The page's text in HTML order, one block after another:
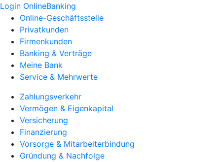
Login OnlineBanking
Online-Geschäftsstelle
Privatkunden
Firmenkunden
Banking & Verträge
Meine Bank
Service & Mehrwerte
Zahlungsverkehr
Vermögen & Eigenkapital
Versicherung
Finanzierung
Vorsorge & Mitarbeiterbindung
Gründung & Nachfolge